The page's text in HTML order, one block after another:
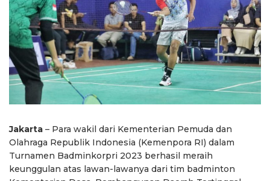
Jakarta – Para wakil dari Kementerian Pemuda dan
Olahraga Republik Indonesia (Kemenpora RI) dalam
Turnamen Badminkorpri 2023 berhasil meraih
keunggulan atas lawan-lawanya dari tim badminton